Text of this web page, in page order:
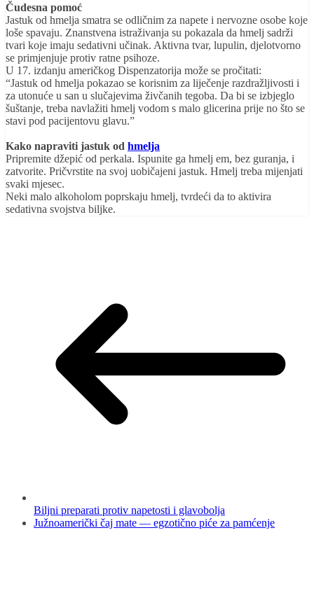
Čudesna pomoć
Jastuk od hmelja smatra se odličnim za napete i nervozne osobe koje
loše spavaju. Znanstvena istraživanja su pokazala da hmelj sadrži
tvari koje imaju sedativni učinak. Aktivna tvar, lupulin, djelotvorno
se primjenjuje protiv ratne psihoze.
U 17. izdanju američkog Dispenzatorija može se pročitati:
“Jastuk od hmelja pokazao se korisnim za liječenje razdražljivosti i
za utonuće u san u slučajevima živčanih tegoba. Da bi se izbjeglo
šuštanje, treba navlažiti hmelj vodom s malo glicerina prije no što se
stavi pod pacijentovu glavu.”
Kako napraviti jastuk od hmelja
Pripremite džepić od perkala. Ispunite ga hmelj em, bez guranja, i
zatvorite. Pričvrstite na svoj uobičajeni jastuk. Hmelj treba mijenjati
svaki mjesec.
Neki malo alkoholom poprskaju hmelj, tvrdeći da to aktivira
sedativna svojstva biljke.
Biljni preparati protiv napetosti i glavobolja
Južnoamerički čaj mate — egzotično piće za pamćenje